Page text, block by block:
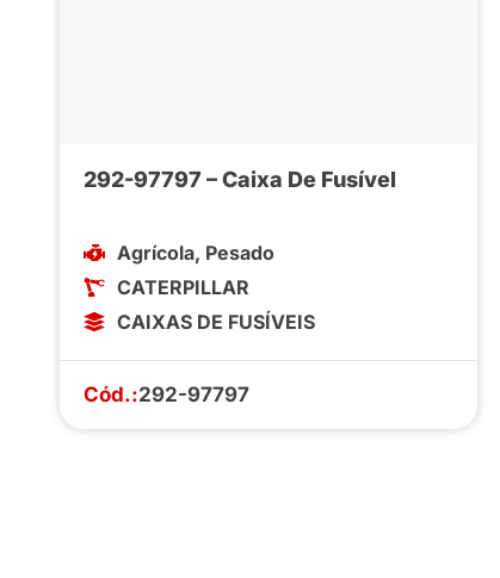
292-97797 – Caixa De Fusível
Agrícola, Pesado
CATERPILLAR
CAIXAS DE FUSÍVEIS
Cód.:292-97797